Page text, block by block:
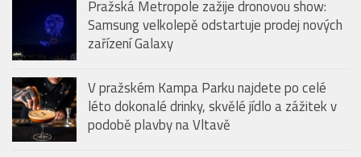
Pražská Metropole zažije dronovou show:
Samsung velkolepě odstartuje prodej nových
zařízení Galaxy
V pražském Kampa Parku najdete po celé
léto dokonalé drinky, skvělé jídlo a zážitek v
podobě plavby na Vltavě